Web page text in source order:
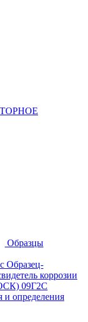
Образцы
Образец-
коррозии
09Г2С
и определения